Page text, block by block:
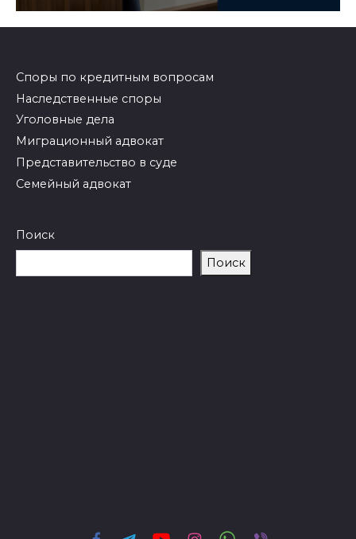
Споры по кредитным вопросам
Наследственные споры
Уголовные дела
Миграционный адвокат
Представительство в суде
Семейный адвокат
Поиск
Поиск